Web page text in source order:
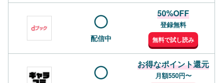
配信中
50%OFF
登録無料
無料で試し読み
お得なポイント還元
月額550円〜